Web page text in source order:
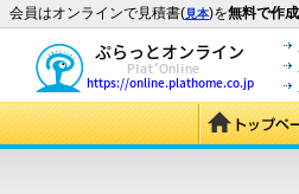
会員はオンラインで見積書(見本)を無料で作成